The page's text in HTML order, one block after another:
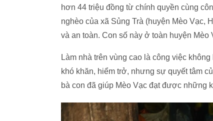
hơn 44 triệu đồng từ chính quyền cùng
nghèo của xã Sủng Trà (huyện Mèo Vạc,
và an toàn. Con số này ở toàn huyện
Làm nhà trên vùng cao là công việc
khó khăn, hiểm trở, nhưng sự quyết tâm
bà con đã giúp Mèo Vạc đạt được những